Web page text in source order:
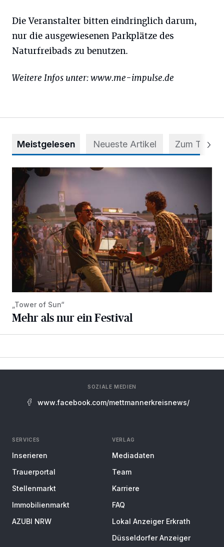
Die Veranstalter bitten eindringlich darum,
nur die ausgewiesenen Parkplätze des
Naturfreibads zu benutzen.
Weitere Infos unter: www.me-impulse.de
Meistgelesen Neueste Artikel Zum Thema
Mehr als nur ein Festival
„Tower of Sun“
Mehr als nur ein Festival
SOZIALE MEDIEN
www.facebook.com/mettmannerkreisnews/
SERVICES
Inserieren
Trauerportal
Stellenmarkt
Immobilienmarkt
AZUBI NRW
VERLAG
Mediadaten
Team
Karriere
FAQ
Lokal Anzeiger Erkrath
Düsseldorfer Anzeiger